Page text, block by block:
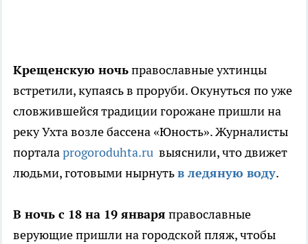
Крещенскую ночьправославные ухтинцы
встретили, купаясь в проруби. Окунуться по уже
словжившейся традиции горожане пришли на
реку Ухта возле бассена «Юность». Журналисты
порталаprogoroduhta.ru выяснили, что движет
людьми, готовыми нырнутьв ледяную воду.
В ночь с 18 на 19 января православные
верующие пришли на городской пляж, чтобы